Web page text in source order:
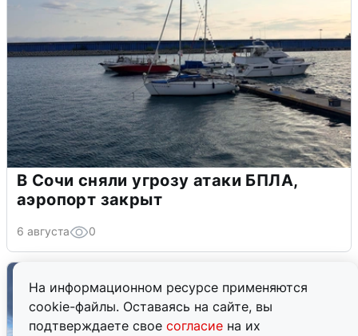
На информационном ресурсе применяются
cookie-файлы. Оставаясь на сайте, вы
подтверждаете свое согласие на их
В Сочи сняли угрозу атаки БПЛА,
аэропорт закрыт
6 августа 0